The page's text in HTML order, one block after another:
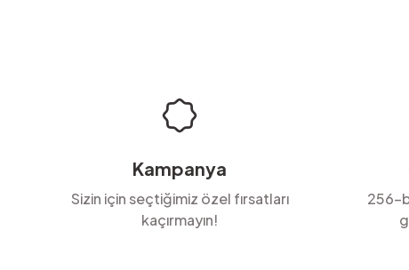
Kampanya
Sizin için seçtiğimiz özel fırsatları
kaçırmayın!
256-